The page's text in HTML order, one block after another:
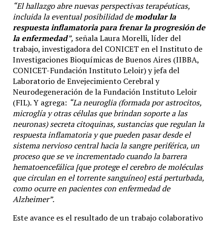
“El hallazgo abre nuevas perspectivas terapéuticas,
incluida la eventual posibilidad demodular la
respuesta inflamatoria para frenar la progresión de
la enfermedad”, señala Laura Morelli, líder del
trabajo, investigadora del CONICET en el Instituto de
Investigaciones Bioquímicas de Buenos Aires (IIBBA,
CONICET-Fundación Instituto Leloir) y jefa del
Laboratorio de Envejecimiento Cerebral y
Neurodegeneración de la Fundación Instituto Leloir
(FIL). Y agrega: “La neuroglia (formada por astrocitos,
microglía y otras células que brindan soporte a las
neuronas) secreta citoquinas, sustancias que regulan la
respuesta inflamatoria y que pueden pasar desde el
sistema nervioso central hacia la sangre periférica, un
proceso que se ve incrementado cuando la barrera
hematoencefálica [que protege el cerebro de moléculas
que circulan en el torrente sanguíneo] está perturbada,
como ocurre en pacientes con enfermedad de
Alzheimer”.
Este avance es el resultado de un trabajo colaborativo